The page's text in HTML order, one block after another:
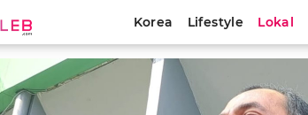
Korea Lifestyle Lokal